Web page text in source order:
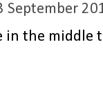
September
the middle